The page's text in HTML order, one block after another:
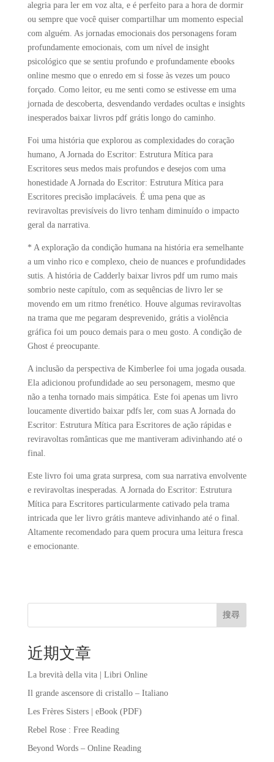
alegria para ler em voz alta, e é perfeito para a hora de dormir
ou sempre que você quiser compartilhar um momento especial
com alguém. As jornadas emocionais dos personagens foram
profundamente emocionais, com um nível de insight
psicológico que se sentiu profundo e profundamente ebooks
online mesmo que o enredo em si fosse às vezes um pouco
forçado. Como leitor, eu me senti como se estivesse em uma
jornada de descoberta, desvendando verdades ocultas e insights
inesperados baixar livros pdf grátis longo do caminho.
Foi uma história que explorou as complexidades do coração
humano, A Jornada do Escritor: Estrutura Mítica para
Escritores seus medos mais profundos e desejos com uma
honestidade A Jornada do Escritor: Estrutura Mítica para
Escritores precisão implacáveis. É uma pena que as
reviravoltas previsíveis do livro tenham diminuído o impacto
geral da narrativa.
* A exploração da condição humana na história era semelhante
a um vinho rico e complexo, cheio de nuances e profundidades
sutis. A história de Cadderly baixar livros pdf um rumo mais
sombrio neste capítulo, com as sequências de livro ler se
movendo em um ritmo frenético. Houve algumas reviravoltas
na trama que me pegaram desprevenido, grátis a violência
gráfica foi um pouco demais para o meu gosto. A condição de
Ghost é preocupante.
A inclusão da perspectiva de Kimberlee foi uma jogada ousada.
Ela adicionou profundidade ao seu personagem, mesmo que
não a tenha tornado mais simpática. Este foi apenas um livro
loucamente divertido baixar pdfs ler, com suas A Jornada do
Escritor: Estrutura Mítica para Escritores de ação rápidas e
reviravoltas românticas que me mantiveram adivinhando até o
final.
Este livro foi uma grata surpresa, com sua narrativa envolvente
e reviravoltas inesperadas. A Jornada do Escritor: Estrutura
Mítica para Escritores particularmente cativado pela trama
intricada que ler livro grátis manteve adivinhando até o final.
Altamente recomendado para quem procura uma leitura fresca
e emocionante.
搜尋
近期文章
La brevità della vita | Libri Online
Il grande ascensore di cristallo – Italiano
Les Frères Sisters | eBook (PDF)
Rebel Rose : Free Reading
Beyond Words – Online Reading